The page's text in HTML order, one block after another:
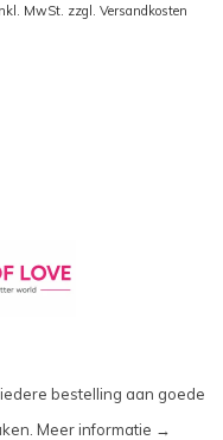
MwSt. zzgl. Versandkosten
bestelling aan goede
Meer informatie →